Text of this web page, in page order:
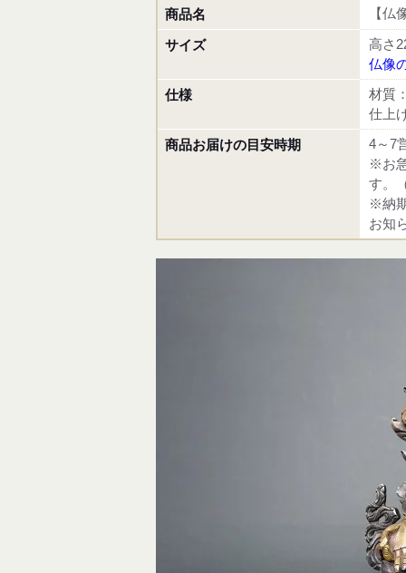
商品名 【
サイズ
高さ
仏像
仕様
材質
仕上
商品お届けの目安時期
4～7
※お
す。
※納
お知